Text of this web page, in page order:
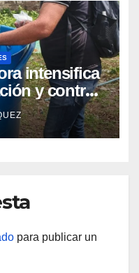
intensifica
y control
del
para publicar un